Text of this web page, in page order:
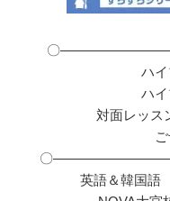
〇
ハ
ハ
対面レッス
〇
英語＆韓国語